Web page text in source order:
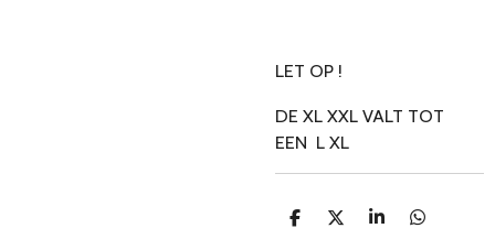
LET OP !
DE XL XXL VALT TOT
EEN L XL
D
D
S
D